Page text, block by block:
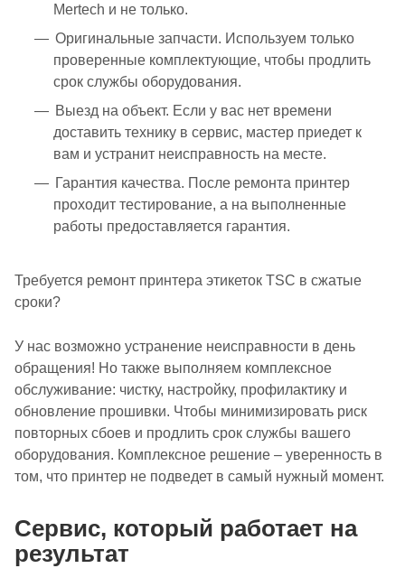
Mertech и не только.
Оригинальные запчасти. Используем только
проверенные комплектующие, чтобы продлить
срок службы оборудования.
Выезд на объект. Если у вас нет времени
доставить технику в сервис, мастер приедет к
вам и устранит неисправность на месте.
Гарантия качества. После ремонта принтер
проходит тестирование, а на выполненные
работы предоставляется гарантия.
Требуется ремонт принтера этикеток TSC в сжатые
сроки?
У нас возможно устранение неисправности в день
обращения! Но также выполняем комплексное
обслуживание: чистку, настройку, профилактику и
обновление прошивки. Чтобы минимизировать риск
повторных сбоев и продлить срок службы вашего
оборудования. Комплексное решение – уверенность в
том, что принтер не подведет в самый нужный момент.
Сервис, который работает на
результат